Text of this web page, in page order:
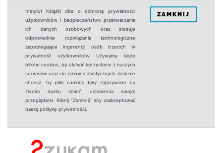
Instytut Książki dba o ochronę prywatności
użytkowników i bezpieczeństwo przetwarzania
ich danych osobowych oraz stosuje
odpowiednie rozwiązania technologiczne
zapobiegające ingerencji osób trzecich w
prywatność użytkowników. Używamy także
plików cookies, by ułatwić korzystanie z naszych
serwisów oraz do celów statystycznych.Jeśli nie
chcesz, by pliki cookies były zapisywane na
Twoim dysku zmień ustawienia swojej
przeglądarki. Kliknij "Zamknij" aby zaakceptować
naszą politykę prywatności.
ZAMKNIJ